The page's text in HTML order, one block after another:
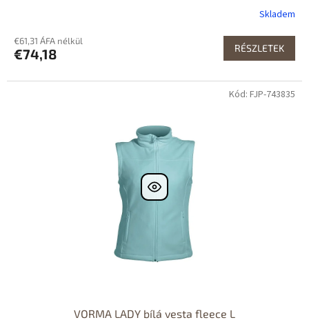
Skladem
€61,31 ÁFA nélkül
€74,18 RÉSZLETEK
VORMA LADY bílá vesta fleece L
Kód: FJP-743835